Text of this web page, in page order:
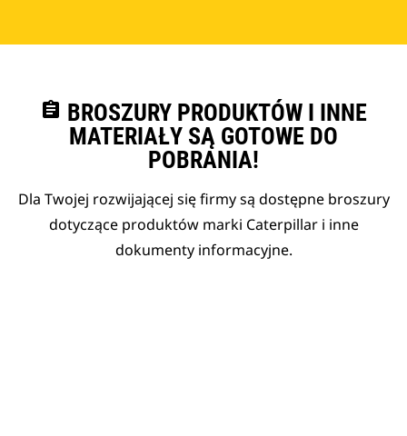
assignment BROSZURY PRODUKTÓW I INNE
MATERIAŁY SĄ GOTOWE DO
POBRANIA!
Dla Twojej rozwijającej się firmy są dostępne broszury
dotyczące produktów marki Caterpillar i inne
dokumenty informacyjne.